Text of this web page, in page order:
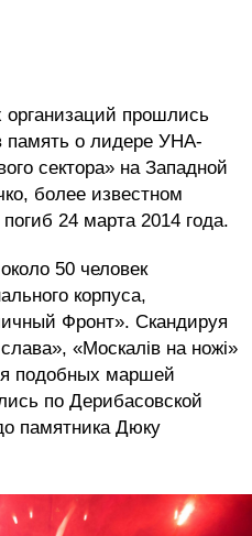
организаций прошлись
память о лидере УНА-
сектора» на Западной
более известном
24 марта 2014 года.
50 человек
корпуса,
Фронт». Скандируя
«Москалів на ножі»
подобных маршей
по Дерибасовской
памятника Дюку